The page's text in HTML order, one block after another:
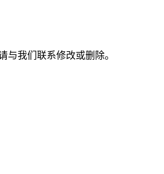
与我们联系修改或删除。